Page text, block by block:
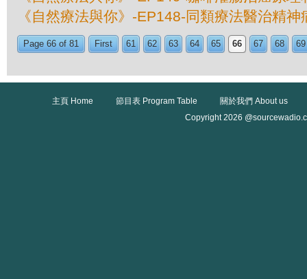
《自然療法與你》-EP148-同類療法醫治精
Page 66 of 81 First 61 62 63 64 65 66 67 68 69
主頁 Home 節目表 Program Table
關於我們 About us
Copyright 2026